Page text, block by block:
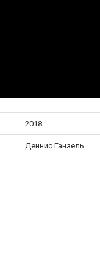
2018
Деннис Ганзель